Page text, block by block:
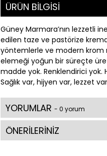
ÜRÜN BİLGİSİ
Güney Marmara’nın lezzetli
edilen taze ve pastörize
yöntemlerle ve modern krom
elemeği yoğun bir süreçte
madde yok. Renklendirici yok.
Sağlık var, hijyen var, lezzet
YORUMLAR - 0 yorum
ÖNERİLERİNİZ